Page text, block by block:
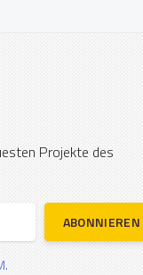
Projekte des
ABONNIEREN